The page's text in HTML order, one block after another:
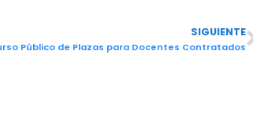
SIGUIENTE
Público de Plazas para Docentes Contratados